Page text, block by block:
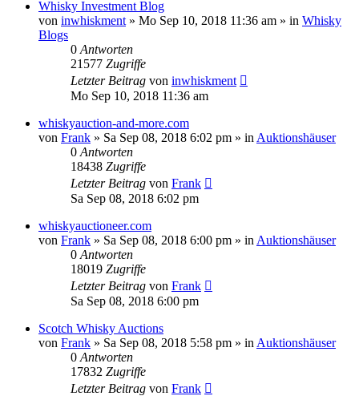
Whisky Investment Blog
von inwhiskment » Mo Sep 10, 2018 11:36 am » in Whisky
Blogs
0 Antworten
21577 Zugriffe
Letzter Beitrag von inwhiskment
Mo Sep 10, 2018 11:36 am
whiskyauction-and-more.com
von Frank » Sa Sep 08, 2018 6:02 pm » in Auktionshäuser
0 Antworten
18438 Zugriffe
Letzter Beitrag von Frank
Sa Sep 08, 2018 6:02 pm
whiskyauctioneer.com
von Frank » Sa Sep 08, 2018 6:00 pm » in Auktionshäuser
0 Antworten
18019 Zugriffe
Letzter Beitrag von Frank
Sa Sep 08, 2018 6:00 pm
Scotch Whisky Auctions
von Frank » Sa Sep 08, 2018 5:58 pm » in Auktionshäuser
0 Antworten
17832 Zugriffe
Letzter Beitrag von Frank